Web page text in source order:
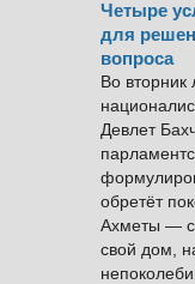
Четыре
для
вопроса
Во вторник
Девлет
обретёт
Ахметы —
свой дом,